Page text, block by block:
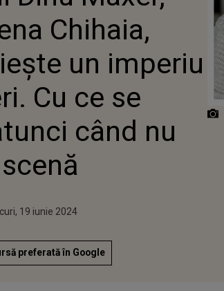
CONSTRUIEȘTE UN
IMPERIU ÎN AFACERI.
CU CE SE OCUPĂ
PE SCENĂ
Chihaia,
un imperiu
Cu ce se
când nu
19 iunie 2024
preferată în Google